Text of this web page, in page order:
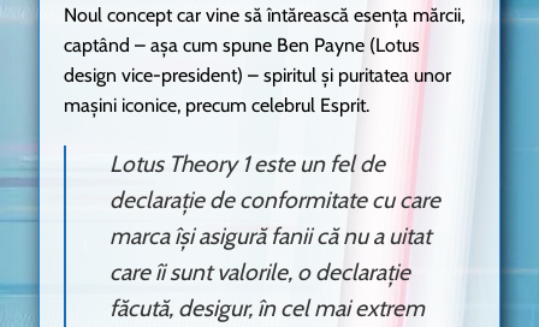
Noul concept car vine să întărească esența mărcii,
captând – așa cum spune Ben Payne (Lotus
design vice-president) – spiritul și puritatea unor
mașini iconice, precum celebrul Esprit.
Lotus Theory 1 este un fel de
declarație de conformitate cu care
marca își asigură fanii că nu a uitat
care îi sunt valorile, o declarație
făcută, desigur, în cel mai extrem